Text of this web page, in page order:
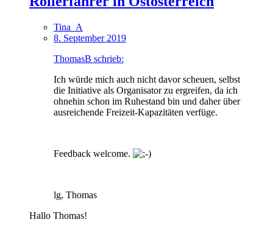
Tina_A
8. September 2019
ThomasB schrieb:
Ich würde mich auch nicht davor scheuen, selbst
die Initiative als Organisator zu ergreifen, da ich
ohnehin schon im Ruhestand bin und daher über
ausreichende Freizeit-Kapazitäten verfüge.
Feedback welcome.
lg, Thomas
Hallo Thomas!